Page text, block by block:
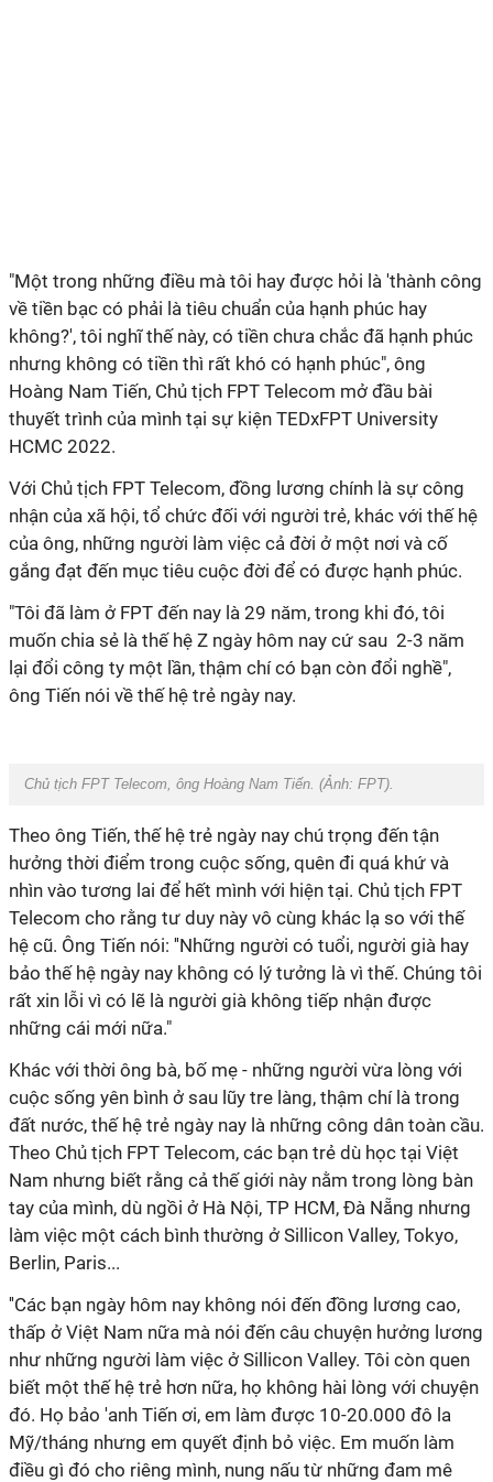
"Một trong những điều mà tôi hay được hỏi là 'thành công
về tiền bạc có phải là tiêu chuẩn của hạnh phúc hay
không?', tôi nghĩ thế này, có tiền chưa chắc đã hạnh phúc
nhưng không có tiền thì rất khó có hạnh phúc", ông
Hoàng Nam Tiến, Chủ tịch FPT Telecom mở đầu bài
thuyết trình của mình tại sự kiện TEDxFPT University
HCMC 2022.
Với Chủ tịch FPT Telecom, đồng lương chính là sự công
nhận của xã hội, tổ chức đối với người trẻ, khác với thế hệ
của ông, những người làm việc cả đời ở một nơi và cố
gắng đạt đến mục tiêu cuộc đời để có được hạnh phúc.
"Tôi đã làm ở FPT đến nay là 29 năm, trong khi đó, tôi
muốn chia sẻ là thế hệ Z ngày hôm nay cứ sau 2-3 năm
lại đổi công ty một lần, thậm chí có bạn còn đổi nghề",
ông Tiến nói về thế hệ trẻ ngày nay.
Chủ tịch FPT Telecom, ông Hoàng Nam Tiến. (Ảnh: FPT).
Theo ông Tiến, thế hệ trẻ ngày nay chú trọng đến tận
hưởng thời điểm trong cuộc sống, quên đi quá khứ và
nhìn vào tương lai để hết mình với hiện tại. Chủ tịch FPT
Telecom cho rằng tư duy này vô cùng khác lạ so với thế
hệ cũ. Ông Tiến nói: ''Những người có tuổi, người già hay
bảo thế hệ ngày nay không có lý tưởng là vì thế. Chúng tôi
rất xin lỗi vì có lẽ là người già không tiếp nhận được
những cái mới nữa."
Khác với thời ông bà, bố mẹ - những người vừa lòng với
cuộc sống yên bình ở sau lũy tre làng, thậm chí là trong
đất nước, thế hệ trẻ ngày nay là những công dân toàn cầu.
Theo Chủ tịch FPT Telecom, các bạn trẻ dù học tại Việt
Nam nhưng biết rằng cả thế giới này nằm trong lòng bàn
tay của mình, dù ngồi ở Hà Nội, TP HCM, Đà Nẵng nhưng
làm việc một cách bình thường ở Sillicon Valley, Tokyo,
Berlin, Paris...
''Các bạn ngày hôm nay không nói đến đồng lương cao,
thấp ở Việt Nam nữa mà nói đến câu chuyện hưởng lương
như những người làm việc ở Sillicon Valley. Tôi còn quen
biết một thế hệ trẻ hơn nữa, họ không hài lòng với chuyện
đó. Họ bảo 'anh Tiến ơi, em làm được 10-20.000 đô la
Mỹ/tháng nhưng em quyết định bỏ việc. Em muốn làm
điều gì đó cho riêng mình, nung nấu từ những đam mê